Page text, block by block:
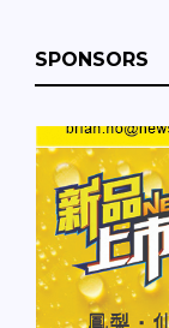
SPONSORS